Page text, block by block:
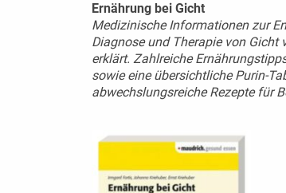
Ernährung bei Gicht
Medizinische Informationen zur
Diagnose und Therapie von Gicht
erklärt. Zahlreiche
sowie eine übersichtliche Purin-
abwechslungsreiche Rezepte für